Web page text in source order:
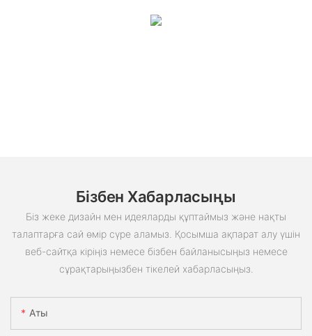
Бізбен Хабарласыңы
Біз жеке дизайн мен идеяларды құптаймыз және нақты
талаптарға сай өмір сүре аламыз. Қосымша ақпарат алу үшін
веб-сайтқа кіріңіз немесе бізбен байланысыңыз немесе
сұрақтарыңызбен тікелей хабарласыңыз.
Аты